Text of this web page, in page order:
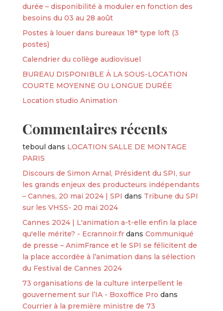
durée – disponibilité à moduler en fonction des
besoins du 03 au 28 août
Postes à louer dans bureaux 18ᵉ type loft (3
postes)
Calendrier du collège audiovisuel
BUREAU DISPONIBLE À LA SOUS-LOCATION
COURTE MOYENNE OU LONGUE DURÉE
Location studio Animation
Commentaires récents
teboul dans LOCATION SALLE DE MONTAGE
PARIS
Discours de Simon Arnal, Président du SPI, sur
les grands enjeux des producteurs indépendants
– Cannes, 20 mai 2024 | SPI dans Tribune du SPI
sur les VHSS- 20 mai 2024
Cannes 2024 | L'animation a-t-elle enfin la place
qu'elle mérite? - Ecrannoir.frdans Communiqué
de presse – AnimFrance et le SPI se félicitent de
la place accordée à l’animation dans la sélection
du Festival de Cannes 2024
73 organisations de la culture interpellent le
gouvernement sur l’IA - Boxoffice Pro dans
Courrier à la première ministre de 73